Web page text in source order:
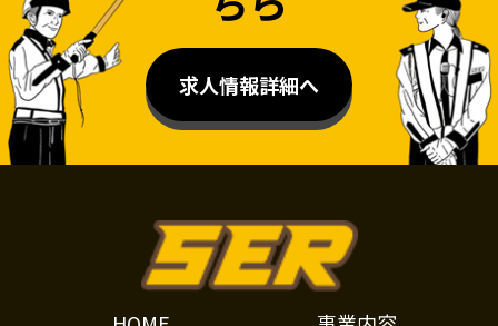
求人情報詳細へ